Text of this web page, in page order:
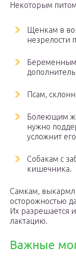
Некоторым
Щенкам в
незрелости
Беременным
Псам,
Болеющим
нужно
усложнит
Собакам с
кишечника.
Самкам,
осторожностью
Их разрешается
лактацию.
Важные